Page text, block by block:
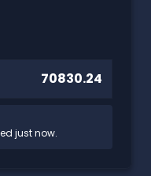
just now.